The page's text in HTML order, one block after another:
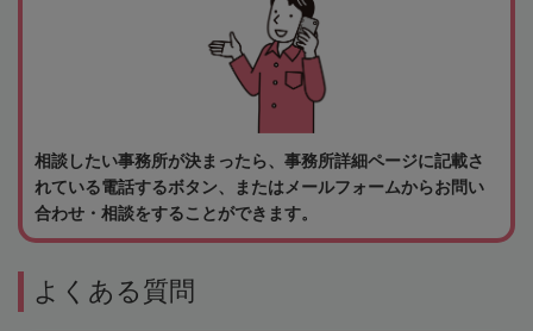
相談したい事務所が決まったら、事務所詳細ページに記載さ
れている電話するボタン、またはメールフォームからお問い
合わせ・相談をすることができます。
よくある質問